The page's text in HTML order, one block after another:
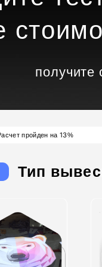
получите
пройден на13%
Тип